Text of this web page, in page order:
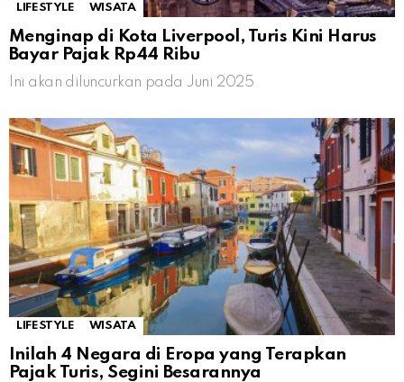
LIFESTYLE WISATA
Menginap di Kota Liverpool, Turis Kini Harus
Bayar Pajak Rp44 Ribu
Ini akan diluncurkan pada Juni 2025
LIFESTYLE WISATA
Inilah 4 Negara di Eropa yang Terapkan
Pajak Turis, Segini Besarannya